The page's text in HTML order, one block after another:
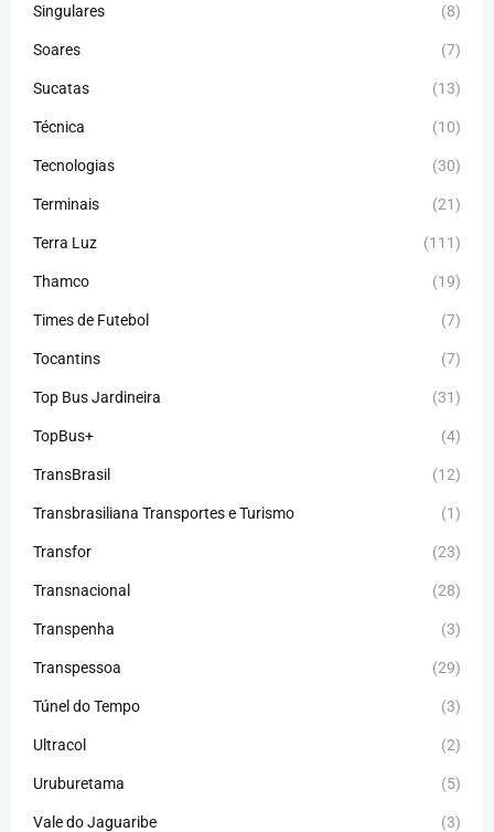
Singulares (8)
Soares (7)
Sucatas (13)
Técnica (10)
Tecnologias (30)
Terminais (21)
Terra Luz (111)
Thamco (19)
Times de Futebol (7)
Tocantins (7)
Top Bus Jardineira (31)
TopBus+ (4)
TransBrasil (12)
Transbrasiliana Transportes e Turismo (1)
Transfor (23)
Transnacional (28)
Transpenha (3)
Transpessoa (29)
Túnel do Tempo (3)
Ultracol (2)
Uruburetama (5)
Vale do Jaguaribe (3)